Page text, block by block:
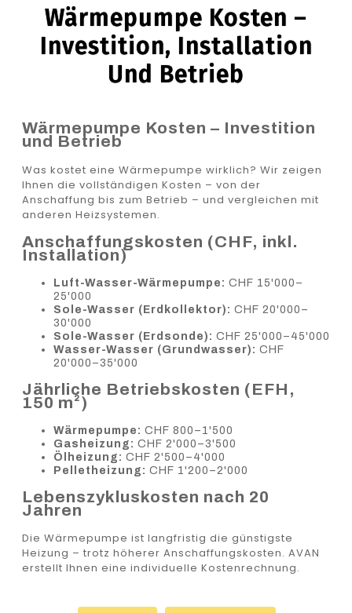
Wärmepumpe Kosten –
Investition, Installation
Und Betrieb
Wärmepumpe Kosten – Investition
und Betrieb
Was kostet eine Wärmepumpe wirklich? Wir zeigen
Ihnen die vollständigen Kosten – von der
Anschaffung bis zum Betrieb – und vergleichen mit
anderen Heizsystemen.
Anschaffungskosten (CHF, inkl.
Installation)
Luft-Wasser-Wärmepumpe: CHF 15'000–
25'000
Sole-Wasser (Erdkollektor): CHF 20'000–
30'000
Sole-Wasser (Erdsonde): CHF 25'000–45'000
Wasser-Wasser (Grundwasser): CHF
20'000–35'000
Jährliche Betriebskosten (EFH,
150 m²)
Wärmepumpe: CHF 800–1'500
Gasheizung: CHF 2'000–3'500
Ölheizung: CHF 2'500–4'000
Pelletheizung: CHF 1'200–2'000
Lebenszykluskosten nach 20
Jahren
Die Wärmepumpe ist langfristig die günstigste
Heizung – trotz höherer Anschaffungskosten. AVAN
erstellt Ihnen eine individuelle Kostenrechnung.